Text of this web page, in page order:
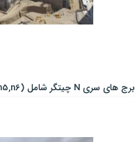
برج های سری N چیتگر شامل (n1,n2,n3,n4,n5,n6)